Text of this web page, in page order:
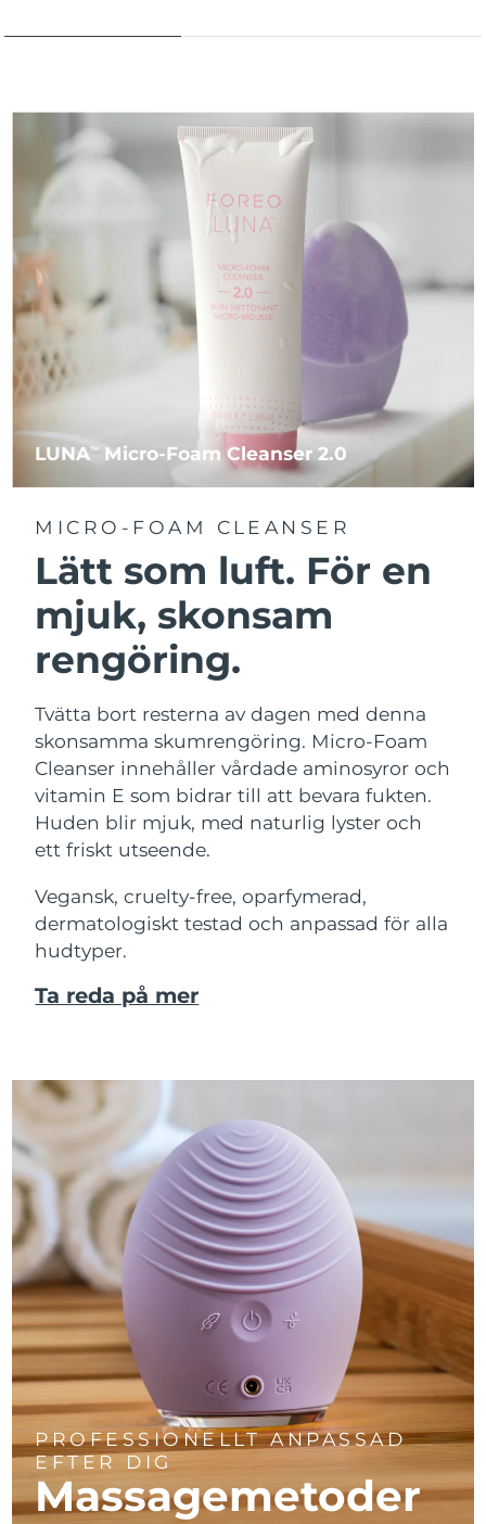
LUNATM Micro-Foam Cleanser 2.0
MICRO-FOAM CLEANSER
Lätt som luft. För en
mjuk, skonsam
rengöring.
Tvätta bort resterna av dagen med denna
skonsamma skumrengöring. Micro-Foam
Cleanser innehåller vårdade aminosyror och
vitamin E som bidrar till att bevara fukten.
Huden blir mjuk, med naturlig lyster och
ett friskt utseende.
Vegansk, cruelty-free, oparfymerad,
dermatologiskt testad och anpassad för alla
hudtyper.
Ta reda på mer
PROFESSIONELLT ANPASSAD
EFTER DIG
Massagemetoder